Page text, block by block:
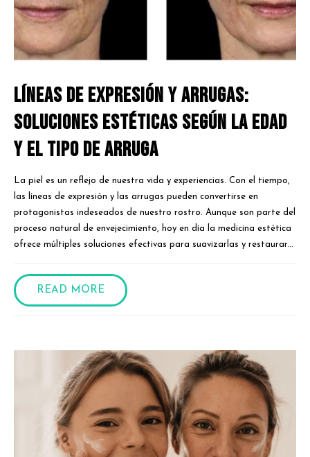
Líneas de expresión y arrugas:
Soluciones estéticas según la edad
y el tipo de arruga
La piel es un reflejo de nuestra vida y experiencias. Con el tiempo,
las líneas de expresión y las arrugas pueden convertirse en
protagonistas indeseados de nuestro rostro. Aunque son parte del
proceso natural de envejecimiento, hoy en día la medicina estética
ofrece múltiples soluciones efectivas para suavizarlas y restaurar...
READ MORE